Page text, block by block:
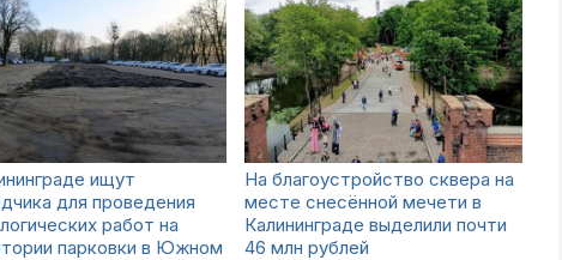
ищут
для проведения
работ на
парковки в Южном
На благоустройство сквера на
месте снесённой мечети в
Калининграде выделили почти
46 млн рублей